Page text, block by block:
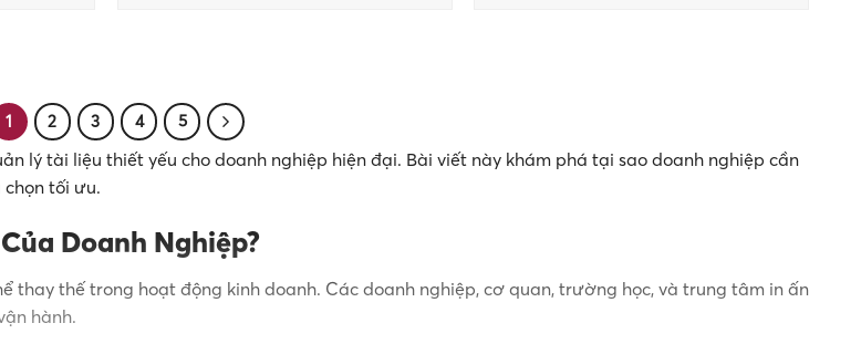
1 2 3 4 5
lý tài liệu thiết yếu cho doanh nghiệp hiện đại. Bài viết này khám phá tại sao doanh nghiệp cần
tối ưu.
Doanh Nghiệp?
thay thế trong hoạt động kinh doanh. Các doanh nghiệp, cơ quan, trường học, và trung tâm in ấn
hành.